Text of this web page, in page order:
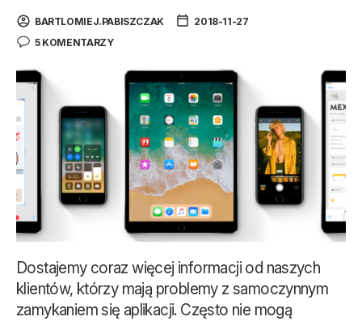
BARTLOMIEJ.PABISZCZAK
2018-11-27
5 KOMENTARZY
Dostajemy coraz więcej informacji od naszych
klientów, którzy mają problemy z samoczynnym
zamykaniem się aplikacji. Często nie mogą